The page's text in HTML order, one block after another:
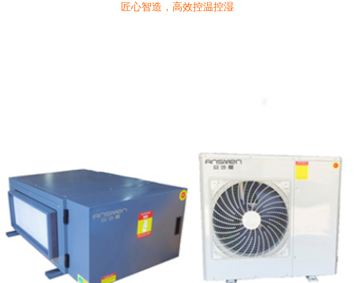
匠心智造，高效控温控湿